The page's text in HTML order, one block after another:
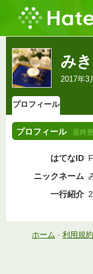
み
2017年3
プロフィール
プロフィール 最終
はてなID
ニックネーム
一行紹介
ホーム - 利用規約